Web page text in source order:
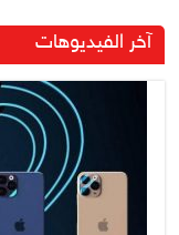
آخر الفيديوهات